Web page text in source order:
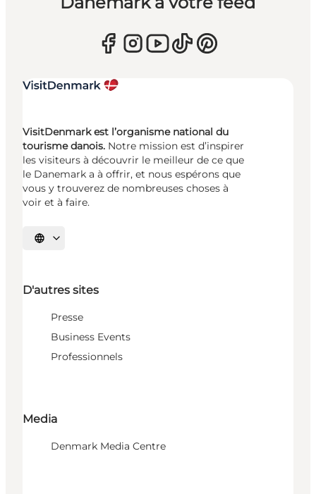
VisitDenmark est l’organisme national du
tourisme danois. Notre mission est d’inspirer
les visiteurs à découvrir le meilleur de ce que
le Danemark a à offrir, et nous espérons que
vous y trouverez de nombreuses choses à
voir et à faire.
Choisissez la langue
D'autres sites
Presse
Business Events
Professionnels
Media
Denmark Media Centre